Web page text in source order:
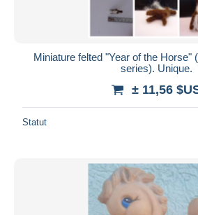
Miniature felted "Year of the Horse"
series). Unique.
± 11,56
Statut